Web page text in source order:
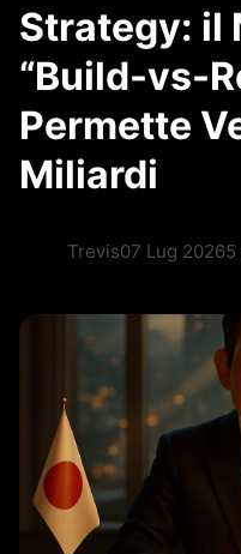
Strategy: il
“Build-vs-
Permette
Miliardi
Trevis07 Lug 20265